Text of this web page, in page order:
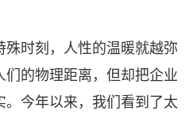
时刻，人性的温暖就越弥
的物理距离，但却把企业
今年以来，我们看到了太